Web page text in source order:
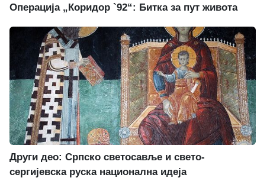
Операција „Коридор `92“: Битка за пут живота
Други део: Српско светосавље и свето-
сергијевска руска национална идеја